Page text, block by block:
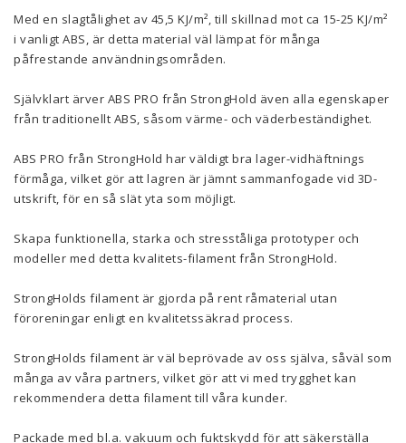
Med en slagtålighet av 45,5 KJ/m², till skillnad mot ca 15-25 KJ/m²
i vanligt ABS, är detta material väl lämpat för många
påfrestande användningsområden.
Självklart ärver ABS PRO från StrongHold även alla egenskaper
från traditionellt ABS, såsom värme- och väderbeständighet.
ABS PRO från StrongHold har väldigt bra lager-vidhäftnings
förmåga, vilket gör att lagren är jämnt sammanfogade vid 3D-
utskrift, för en så slät yta som möjligt.
Skapa funktionella, starka och stresståliga prototyper och
modeller med detta kvalitets-filament från StrongHold.
StrongHolds filament är gjorda på rent råmaterial utan
föroreningar enligt en kvalitetssäkrad process.
StrongHolds filament är väl beprövade av oss själva, såväl som
många av våra partners, vilket gör att vi med trygghet kan
rekommendera detta filament till våra kunder.
Packade med bl.a. vakuum och fuktskydd för att säkerställa